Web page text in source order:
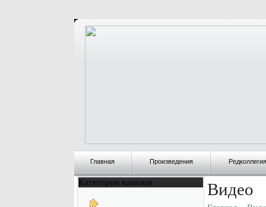
Главная Произведения Редколлегия
Категории каналов Видео